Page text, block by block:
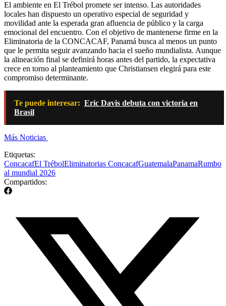
El ambiente en El Trébol promete ser intenso. Las autoridades
locales han dispuesto un operativo especial de seguridad y
movilidad ante la esperada gran afluencia de público y la carga
emocional del encuentro. Con el objetivo de mantenerse firme en la
Eliminatoria de la CONCACAF, Panamá busca al menos un punto
que le permita seguir avanzando hacia el sueño mundialista. Aunque
la alineación final se definirá horas antes del partido, la expectativa
crece en torno al planteamiento que Christiansen elegirá para este
compromiso determinante.
Te puede interesar: Eric Davis debuta con victoria en
Brasil
Más Noticias
Etiquetas:
ConcacafEl TrébolEliminatorias ConcacafGuatemalaPanamaRumbo
al mundial 2026
Compartidos: